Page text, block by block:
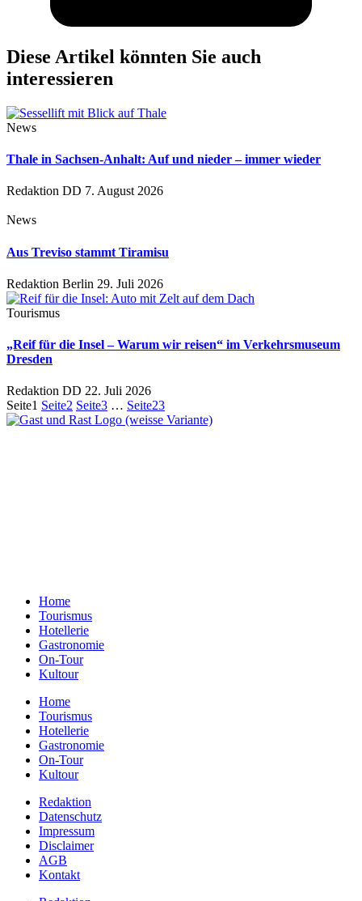
Diese Artikel könnten Sie auch
interessieren
News
Thale in Sachsen-Anhalt: Auf und nieder – immer wieder
Redaktion DD 7. August 2026
News
Aus Treviso stammt Tiramisu
Redaktion Berlin 29. Juli 2026
Tourismus
„Reif für die Insel – Warum wir reisen“ im Verkehrsmuseum
Dresden
Redaktion DD 22. Juli 2026
Seite1 Seite2 Seite3 … Seite23
Home
Tourismus
Hotellerie
Gastronomie
On-Tour
Kultour
Home
Tourismus
Hotellerie
Gastronomie
On-Tour
Kultour
Redaktion
Datenschutz
Impressum
Disclaimer
AGB
Kontakt